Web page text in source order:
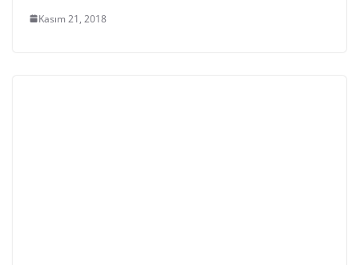
Kasım 21, 2018